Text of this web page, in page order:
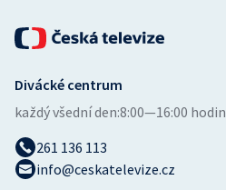
Ostatní
Divácké centrum
každý všední den:8:00—16:00 hodin
261 136 113
info@ceskatelevize.cz